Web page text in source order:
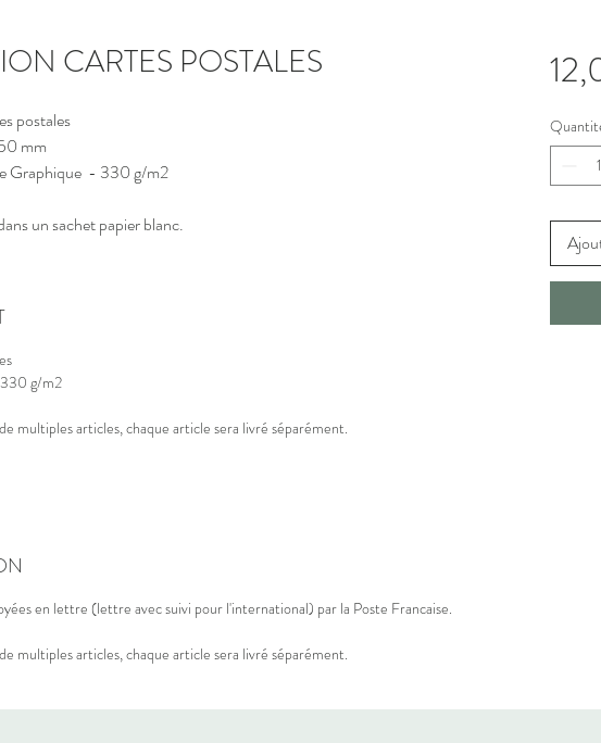
CARTES POSTALES
postales
mm
Graphique - 330 g/m2
un sachet papier blanc.
g/m2
multiples articles, chaque article sera livré séparément.
en lettre (lettre avec suivi pour l'international) par la Poste Francaise.
multiples articles, chaque article sera livré séparément.